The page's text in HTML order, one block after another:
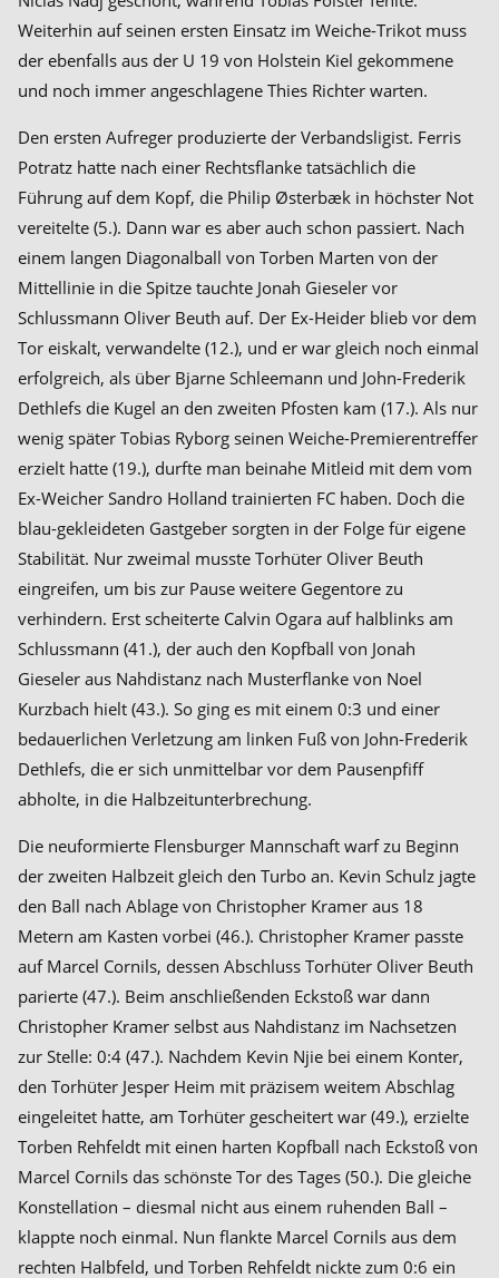
Weiterhin auf seinen ersten Einsatz im Weiche-Trikot muss
der ebenfalls aus der U 19 von Holstein Kiel gekommene
und noch immer angeschlagene Thies Richter warten.
Den ersten Aufreger produzierte der Verbandsligist. Ferris
Potratz hatte nach einer Rechtsflanke tatsächlich die
Führung auf dem Kopf, die Philip Østerbæk in höchster Not
vereitelte (5.). Dann war es aber auch schon passiert. Nach
einem langen Diagonalball von Torben Marten von der
Mittellinie in die Spitze tauchte Jonah Gieseler vor
Schlussmann Oliver Beuth auf. Der Ex-Heider blieb vor dem
Tor eiskalt, verwandelte (12.), und er war gleich noch einmal
erfolgreich, als über Bjarne Schleemann und John-Frederik
Dethlefs die Kugel an den zweiten Pfosten kam (17.). Als nur
wenig später Tobias Ryborg seinen Weiche-Premierentreffer
erzielt hatte (19.), durfte man beinahe Mitleid mit dem vom
Ex-Weicher Sandro Holland trainierten FC haben. Doch die
blau-gekleideten Gastgeber sorgten in der Folge für eigene
Stabilität. Nur zweimal musste Torhüter Oliver Beuth
eingreifen, um bis zur Pause weitere Gegentore zu
verhindern. Erst scheiterte Calvin Ogara auf halblinks am
Schlussmann (41.), der auch den Kopfball von Jonah
Gieseler aus Nahdistanz nach Musterflanke von Noel
Kurzbach hielt (43.). So ging es mit einem 0:3 und einer
bedauerlichen Verletzung am linken Fuß von John-Frederik
Dethlefs, die er sich unmittelbar vor dem Pausenpfiff
abholte, in die Halbzeitunterbrechung.
Die neuformierte Flensburger Mannschaft warf zu Beginn
der zweiten Halbzeit gleich den Turbo an. Kevin Schulz jagte
den Ball nach Ablage von Christopher Kramer aus 18
Metern am Kasten vorbei (46.). Christopher Kramer passte
auf Marcel Cornils, dessen Abschluss Torhüter Oliver Beuth
parierte (47.). Beim anschließenden Eckstoß war dann
Christopher Kramer selbst aus Nahdistanz im Nachsetzen
zur Stelle: 0:4 (47.). Nachdem Kevin Njie bei einem Konter,
den Torhüter Jesper Heim mit präzisem weitem Abschlag
eingeleitet hatte, am Torhüter gescheitert war (49.), erzielte
Torben Rehfeldt mit einen harten Kopfball nach Eckstoß von
Marcel Cornils das schönste Tor des Tages (50.). Die gleiche
Konstellation – diesmal nicht aus einem ruhenden Ball –
klappte noch einmal. Nun flankte Marcel Cornils aus dem
rechten Halbfeld, und Torben Rehfeldt nickte zum 0:6 ein